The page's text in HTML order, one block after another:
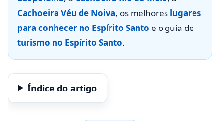
Cachoeira Véu de Noiva, os melhores lugares
para conhecer no Espírito Santo e o guia de
turismo no Espírito Santo.
Índice do artigo